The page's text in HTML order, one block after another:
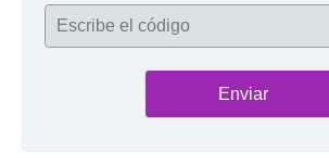
Escribe el código